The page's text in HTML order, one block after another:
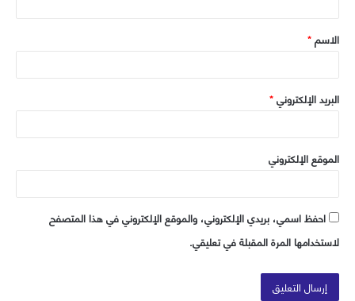
ق
*
الاسم*
البريد الإلكتروني*
الموقع الإلكتروني
احفظ اسمي، بريدي الإلكتروني، والموقع الإلكتروني في هذا المتصفح
لاستخدامها المرة المقبلة في تعليقي.